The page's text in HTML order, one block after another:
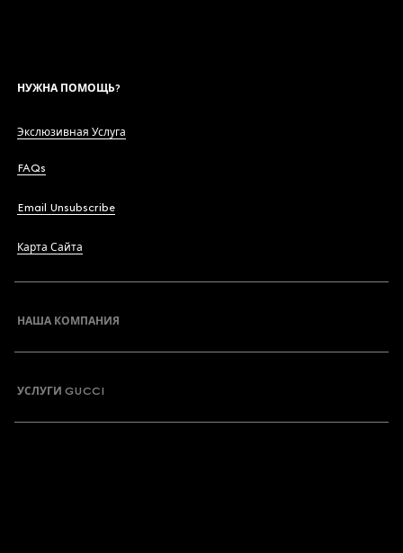
НУЖНА ПОМОЩЬ?
Экслюзивная Услуга
FAQs
Email Unsubscribe
Карта Сайта
НАША КОМПАНИЯ
УСЛУГИ GUCCI